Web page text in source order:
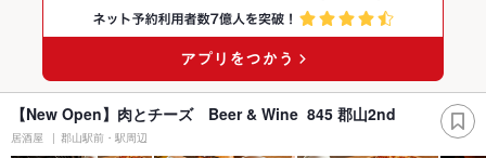
【New Open】肉とチーズ Beer & Wine 845 郡山2nd
居酒屋 郡山駅前・駅周辺